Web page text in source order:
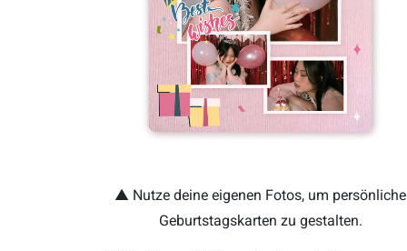
▲ Nutze deine eigenen Fotos, um persönliche
Geburtstagskarten zu gestalten.